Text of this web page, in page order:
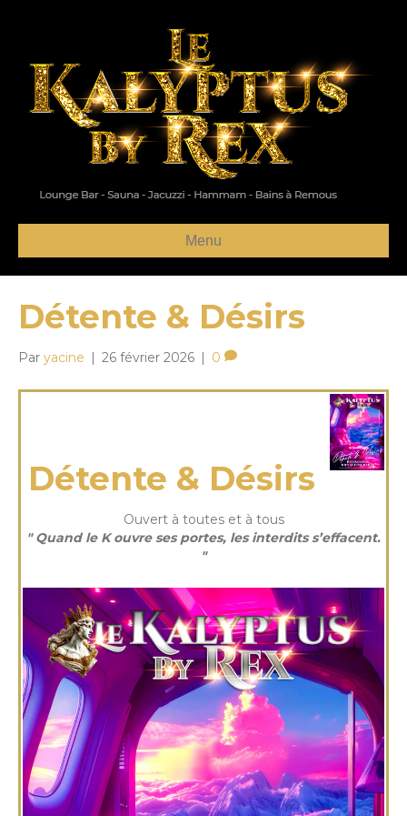
Menu
Détente & Désirs
Par yacine | 26 février 2026 | 0
Détente & Désirs
Ouvert à toutes et à tous
" Quand le K ouvre ses portes, les interdits s’effacent.
"